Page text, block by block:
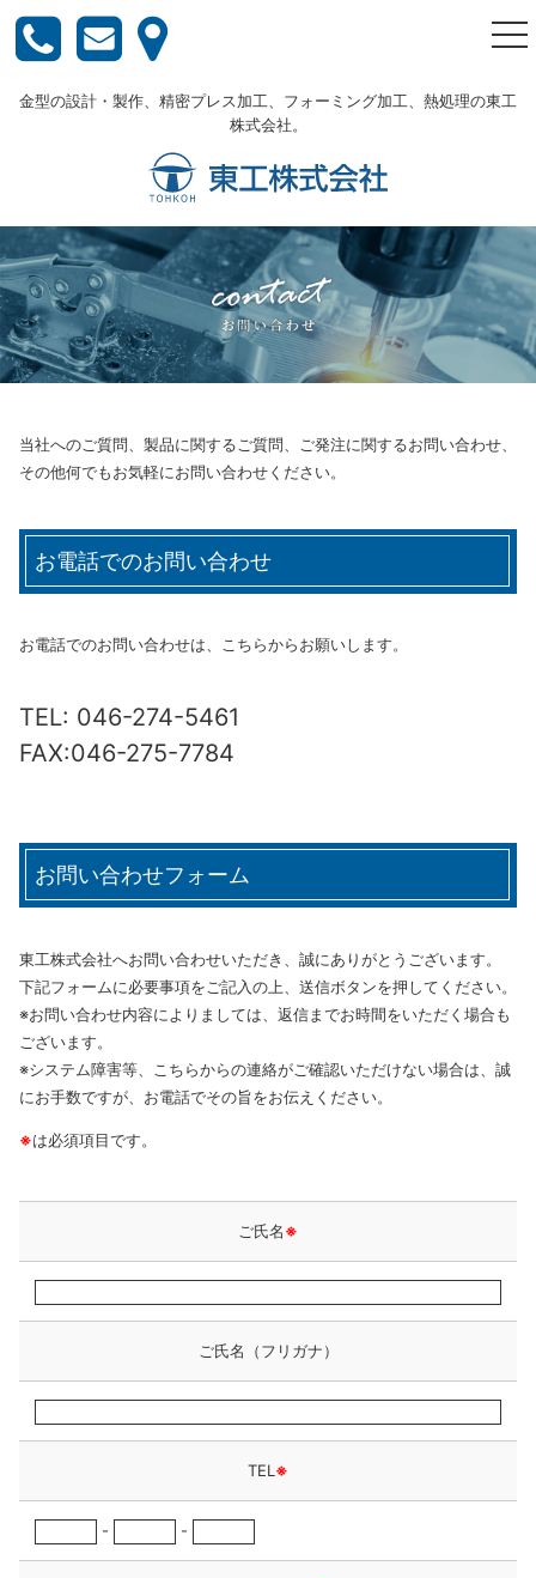
金型の設計・製作、精密プレス加工、フォーミング加工、熱処理の東工
株式会社。
当社へのご質問、製品に関するご質問、ご発注に関するお問い合わせ、
その他何でもお気軽にお問い合わせください。
お電話でのお問い合わせ
お電話でのお問い合わせは、こちらからお願いします。
TEL: 046-274-5461
FAX:046-275-7784
お問い合わせフォーム
東工株式会社へお問い合わせいただき、誠にありがとうございます。
下記フォームに必要事項をご記入の上、送信ボタンを押してください。
※お問い合わせ内容によりましては、返信までお時間をいただく場合も
ございます。
※システム障害等、こちらからの連絡がご確認いただけない場合は、誠
にお手数ですが、お電話でその旨をお伝えください。
※は必須項目です。
ご氏名※
ご氏名（フリガナ）
TEL ※
- -